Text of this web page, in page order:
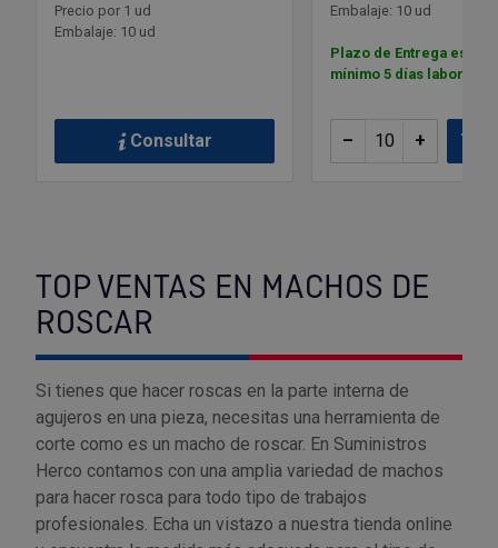
Precio por 1 ud
Embalaje: 10 ud
Consultar
Embalaje: 10 ud
Plazo de Entrega
mínimo 5 días
+
–
TOP VENTAS EN MACHOS DE
ROSCAR
Si tienes que hacer roscas en la parte interna de
agujeros en una pieza, necesitas una herramienta de
corte como es un macho de roscar. En Suministros
Herco contamos con una amplia variedad de machos
para hacer rosca para todo tipo de trabajos
profesionales. Echa un vistazo a nuestra tienda online
Outlet Vestuario Laboral y Seguridad